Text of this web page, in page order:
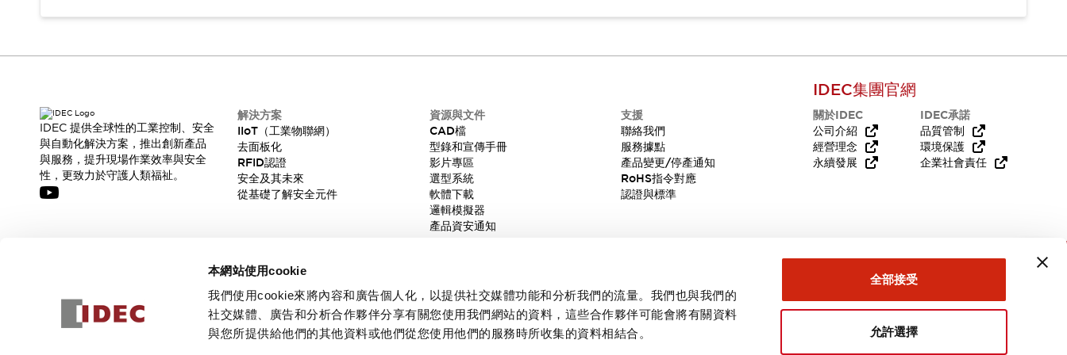
本網站使用cookie
我們使用cookie來將內容和廣告個人化，以提供社交媒體功能和分析我們的流量。我們也與我們的
社交媒體、廣告和分析合作夥伴分享有關您使用我們網站的資料，這些合作夥伴可能會將有關資料
與您所提供給他們的其他資料或他們從您使用他們的服務時所收集的資料相結合。
全部接受
允許選擇
型錄和宣傳手冊
選型系統
產品資安通知
最新消息
新聞中心
促銷活動
需要幫助嗎？
IDEC 提供全球性的工業控制、安全
與自動化解決方案，推出創新產品
與服務，提升現場作業效率與安全
性，更致力於守護人類福祉。
解決方案
IIoT（工業物聯網）
去面板化
RFID認證
安全及其未來
從基礎了解安全元件
資源與文件
CAD檔
型錄和宣傳手冊
影片專區
選型系統
軟體下載
邏輯模擬器
產品資安通知
支援
聯絡我們
服務據點
產品變更/停產通知
RoHS指令對應
認證與標準
IDEC集團官網
關於IDEC
公司介紹
經營理念
永續發展
IDEC承諾
品質管制
環境保護
企業社會責任
訂閱